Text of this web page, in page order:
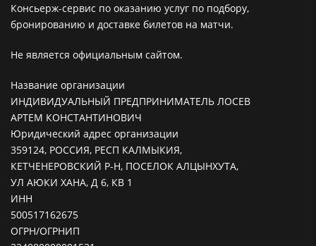
Консьерж-сервис по оказанию услуг по подбору,
бронированию и доставке билетов на матчи.
Не является официальным сайтом.
Название организации
ИНДИВИДУАЛЬНЫЙ ПРЕДПРИНИМАТЕЛЬ ЛОСЕВ
АРТЕМ КОНСТАНТИНОВИЧ
Юридический адрес организации
359124, РОССИЯ, РЕСП КАЛМЫКИЯ,
КЕТЧЕНЕРОВСКИЙ Р-Н, ПОСЕЛОК АЛЦЫНХУТА,
УЛ АЮКИ ХАНА, Д 6, КВ 1
ИНН
500517162675
ОГРН/ОГРНИП